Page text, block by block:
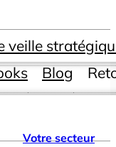
Votre secteur
veille
Blog